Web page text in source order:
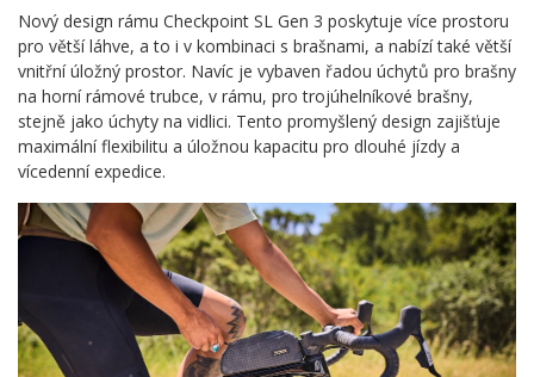
Nový design rámu Checkpoint SL Gen 3 poskytuje více prostoru
pro větší láhve, a to i v kombinaci s brašnami, a nabízí také větší
vnitřní úložný prostor. Navíc je vybaven řadou úchytů pro brašny
na horní rámové trubce, v rámu, pro trojúhelníkové brašny,
stejně jako úchyty na vidlici. Tento promyšlený design zajišťuje
maximální flexibilitu a úložnou kapacitu pro dlouhé jízdy a
vícedenní expedice.